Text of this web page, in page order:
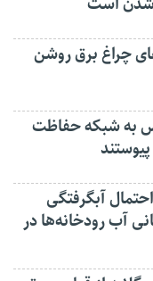
چراغ برق روشن
به شبکه حفاظت
آبگرفتگی
آب رودخانه‌ها در